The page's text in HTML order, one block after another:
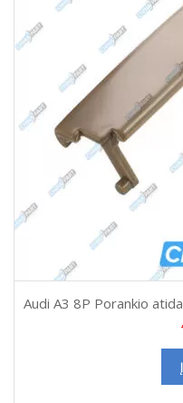
Audi A3 8P Porankio